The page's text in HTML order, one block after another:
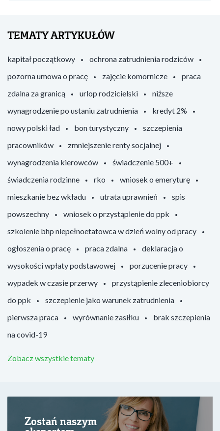
TEMATY ARTYKUŁÓW
kapitał początkowy
ochrona zatrudnienia rodziców
pozorna umowa o pracę
zajęcie komornicze
praca
zdalna za granicą
urlop rodzicielski
niższe
wynagrodzenie po ustaniu zatrudnienia
kredyt 2%
nowy polski ład
bon turystyczny
szczepienia
pracowników
zmniejszenie renty socjalnej
wynagrodzenia kierowców
świadczenie 500+
świadczenia rodzinne
rko
wniosek o emeryturę
mieszkanie bez wkładu
utrata uprawnień
spis
powszechny
wniosek o przystąpienie do ppk
szkolenie bhp niepełnoetatowca w dzień wolny od pracy
ogłoszenia o pracę
praca zdalna
deklaracja o
wysokości wpłaty podstawowej
porzucenie pracy
wypadek w czasie przerwy
przystąpienie zleceniobiorcy
do ppk
szczepienie jako warunek zatrudnienia
pierwsza praca
wyrównanie zasiłku
brak szczepienia
na covid-19
Zobacz wszystkie tematy
Zostań naszym